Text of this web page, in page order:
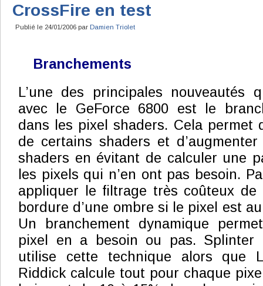
CrossFire en test
Publié le 24/01/2006 par Damien Triolet
Branchements
L’une des principales nouveautés
avec le GeForce 6800 est le
dans les pixel shaders. Cela permet
de certains shaders et d’augmenter
shaders en évitant de calculer une
les pixels qui n’en ont pas besoin.
appliquer le filtrage très coûteux de
bordure d’une ombre si le pixel est
Un branchement dynamique
pixel en a besoin ou pas. Splinter
utilise cette technique alors que
Riddick calcule tout pour chaque